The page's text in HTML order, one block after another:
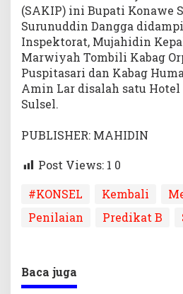
(SAKIP) ini Bupati Konawe
Surunuddin Dangga
Inspektorat, Mujahidin
Marwiyah Tombili Kabag
Puspitasari dan Kabag
Amin Lar disalah satu Hotel
Sulsel.
PUBLISHER: MAHIDIN
Post Views: 1 0
#KONSEL
Kembali
Penilaian
Predikat B
Baca juga